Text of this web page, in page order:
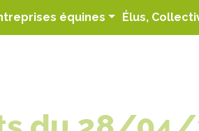
équines Élus,